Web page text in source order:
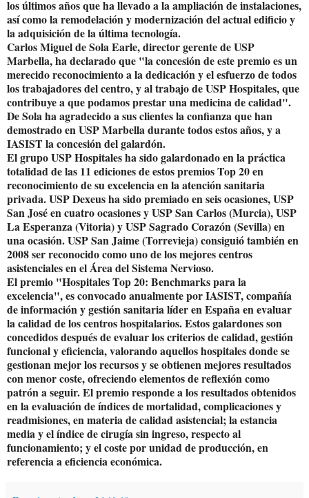
los últimos años que ha llevado a la ampliación de instalaciones,
así como la remodelación y modernización del actual edificio y
la adquisición de la última tecnología.
Carlos Miguel de Sola Earle, director gerente de USP
Marbella, ha declarado que "la concesión de este premio es un
merecido reconocimiento a la dedicación y el esfuerzo de todos
los trabajadores del centro, y al trabajo de USP Hospitales, que
contribuye a que podamos prestar una medicina de calidad".
De Sola ha agradecido a sus clientes la confianza que han
demostrado en USP Marbella durante todos estos años, y a
IASIST la concesión del galardón.
El grupo USP Hospitales ha sido galardonado en la práctica
totalidad de las 11 ediciones de estos premios Top 20 en
reconocimiento de su excelencia en la atención sanitaria
privada. USP Dexeus ha sido premiado en seis ocasiones, USP
San José en cuatro ocasiones y USP San Carlos (Murcia), USP
La Esperanza (Vitoria) y USP Sagrado Corazón (Sevilla) en
una ocasión. USP San Jaime (Torrevieja) consiguió también en
2008 ser reconocido como uno de los mejores centros
asistenciales en el Área del Sistema Nervioso.
El premio "Hospitales Top 20: Benchmarks para la
excelencia", es convocado anualmente por IASIST, compañía
de información y gestión sanitaria líder en España en evaluar
la calidad de los centros hospitalarios. Estos galardones son
concedidos después de evaluar los criterios de calidad, gestión
funcional y eficiencia, valorando aquellos hospitales donde se
gestionan mejor los recursos y se obtienen mejores resultados
con menor coste, ofreciendo elementos de reflexión como
patrón a seguir. El premio responde a los resultados obtenidos
en la evaluación de índices de mortalidad, complicaciones y
readmisiones, en materia de calidad asistencial; la estancia
media y el índice de cirugía sin ingreso, respecto al
funcionamiento; y el coste por unidad de producción, en
referencia a eficiencia económica.